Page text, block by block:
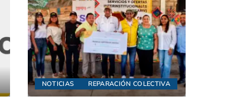
NOTICIAS REPARACIÓN COLECTIVA